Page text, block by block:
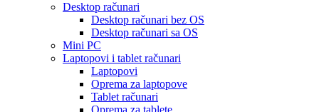
Desktop računari
Desktop računari bez OS
Desktop računari sa OS
Mini PC
Laptopovi i tablet računari
Laptopovi
Oprema za laptopove
Tablet računari
Oprema za tablete